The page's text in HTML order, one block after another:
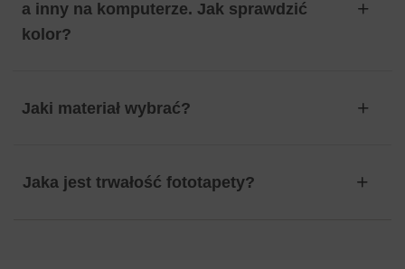
a inny na komputerze. Jak sprawdzić
kolor?
Jaki materiał wybrać?
Jaka jest trwałość fototapety?